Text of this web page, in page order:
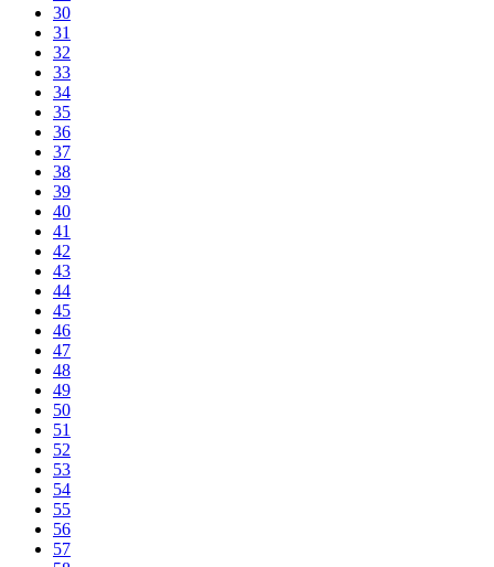
30
31
32
33
34
35
36
37
38
39
40
41
42
43
44
45
46
47
48
49
50
51
52
53
54
55
56
57